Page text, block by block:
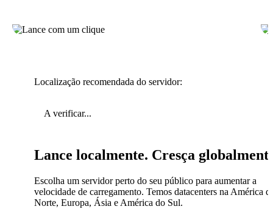
Localização recomendada do servidor:
A verificar...
Lance localmente. Cresça
Escolha um servidor perto do seu público para aumentar a
velocidade de carregamento. Temos datacenters na América
Norte, Europa, Ásia e América do Sul.